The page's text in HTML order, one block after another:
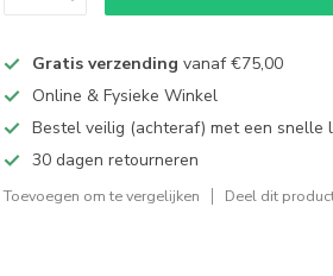
Gratis verzending vanaf€75,00
Online & Fysieke Winkel
Bestel veilig (achteraf) met een snelle
30 dagen retourneren
Toevoegen om te vergelijken Deel dit